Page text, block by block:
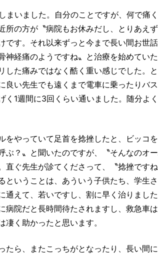
まいました。自分のことですが、何で痛
の方が〝病院もお休みだし、とりあえ
す。それ以来ずっと今まで長い間お世
神経痛のようですね〟と治療を始めてい
た痛みではなく酷く重い感じでした。
い先生でも遠くまで電車に乗ったりバ
1週間に3回くらい通いました。随分よ
やっていて足首を捻挫したと、ビッコ
？〟と聞いたのですが、〝そんなのオー
直ぐ先生が診てくださって、〝捻挫です
いうことは、あういう子供たち、学生
えて、若いですし、割に早く治りまし
院だと長時間待たされますし、救急車
く助かったと思います。
ら、またこっちがとなったり、長い間